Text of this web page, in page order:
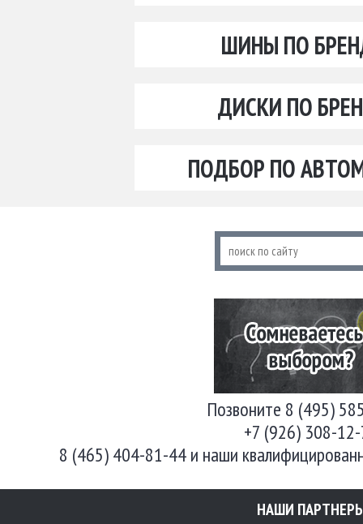
ШИНЫ ПО
ДИСКИ ПО
ПОДБОР ПО
Позвоните 8 (495)
+7 (926) 308-
8 (465) 404-81-44 и наши
НАШИ